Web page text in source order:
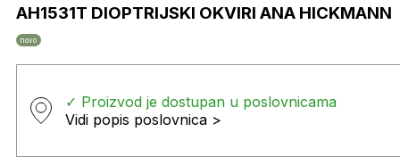
AH1531T DIOPTRIJSKI OKVIRI ANA HICKMANN
novo
✓ Proizvod je dostupan u poslovnicama
Vidi popis poslovnica >